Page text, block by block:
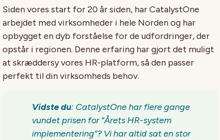
Siden vores start for 20 år siden, harCatalystOne
arbejdet med virksomheder i hele Norden og har
opbygget en dyb forståelse for de udfordringer, der
opstår i regionen. Denne erfaring har gjort det muligt
at skræddersyvores HR-platform,så den passer
perfekt til din virksomheds behov.
Vidste du: CatalystOnehar flere gange
vundet prisen for ”Årets HR-system
implementering”? Vi har altid sat en stor